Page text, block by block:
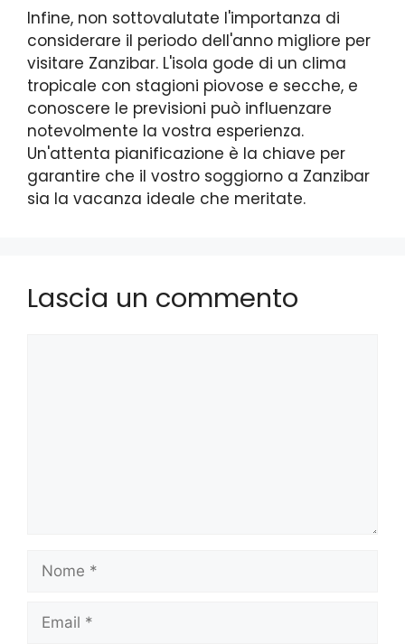
Infine, non sottovalutate l'importanza di
considerare il periodo dell'anno migliore per
visitare Zanzibar. L'isola gode di un clima
tropicale con stagioni piovose e secche, e
conoscere le previsioni può influenzare
notevolmente la vostra esperienza.
Un'attenta pianificazione è la chiave per
garantire che il vostro soggiorno a Zanzibar
sia la vacanza ideale che meritate.
Lascia un commento